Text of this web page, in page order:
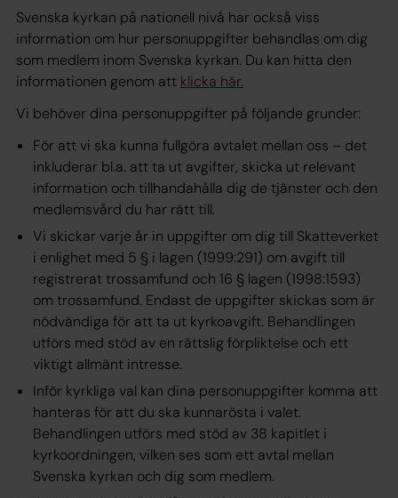
Svenska kyrkan på nationell nivå har också viss
information om hur personuppgifter behandlas om dig
som medlem inom Svenska kyrkan. Du kan hitta den
informationen genom att klicka här.
Vi behöver dina personuppgifter på följande grunder:
För att vi ska kunna fullgöra avtalet mellan oss – det
inkluderar bl.a. att ta ut avgifter, skicka ut relevant
information och tillhandahålla dig de tjänster och den
medlemsvård du har rätt till.
Vi skickar varje år in uppgifter om dig till Skatteverket
i enlighet med 5 § i lagen (1999:291) om avgift till
registrerat trossamfund och 16 § lagen (1998:1593)
om trossamfund. Endast de uppgifter skickas som är
nödvändiga för att ta ut kyrkoavgift. Behandlingen
utförs med stöd av en rättslig förpliktelse och ett
viktigt allmänt intresse.
Inför kyrkliga val kan dina personuppgifter komma att
hanteras för att du ska kunnarösta i valet.
Behandlingen utförs med stöd av 38 kapitlet i
kyrkoordningen, vilken ses som ett avtal mellan
Svenska kyrkan och dig som medlem.